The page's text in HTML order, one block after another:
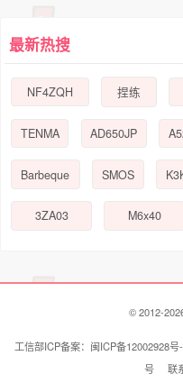
袖针织衫上衣条纹西装休闲裤两